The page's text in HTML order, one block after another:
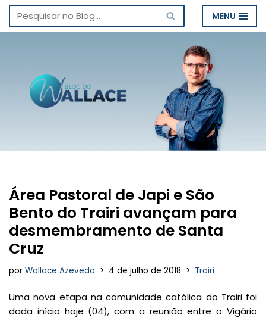
Pular
conteúdo
MENU
Área Pastoral de Japi e São
Bento do Trairi avançam para
desmembramento de Santa
Cruz
por Wallace Azevedo 4 de julho de 2018 Trairi
Uma nova etapa na comunidade católica do Trairi foi
dada início hoje (04), com a reunião entre o Vigário